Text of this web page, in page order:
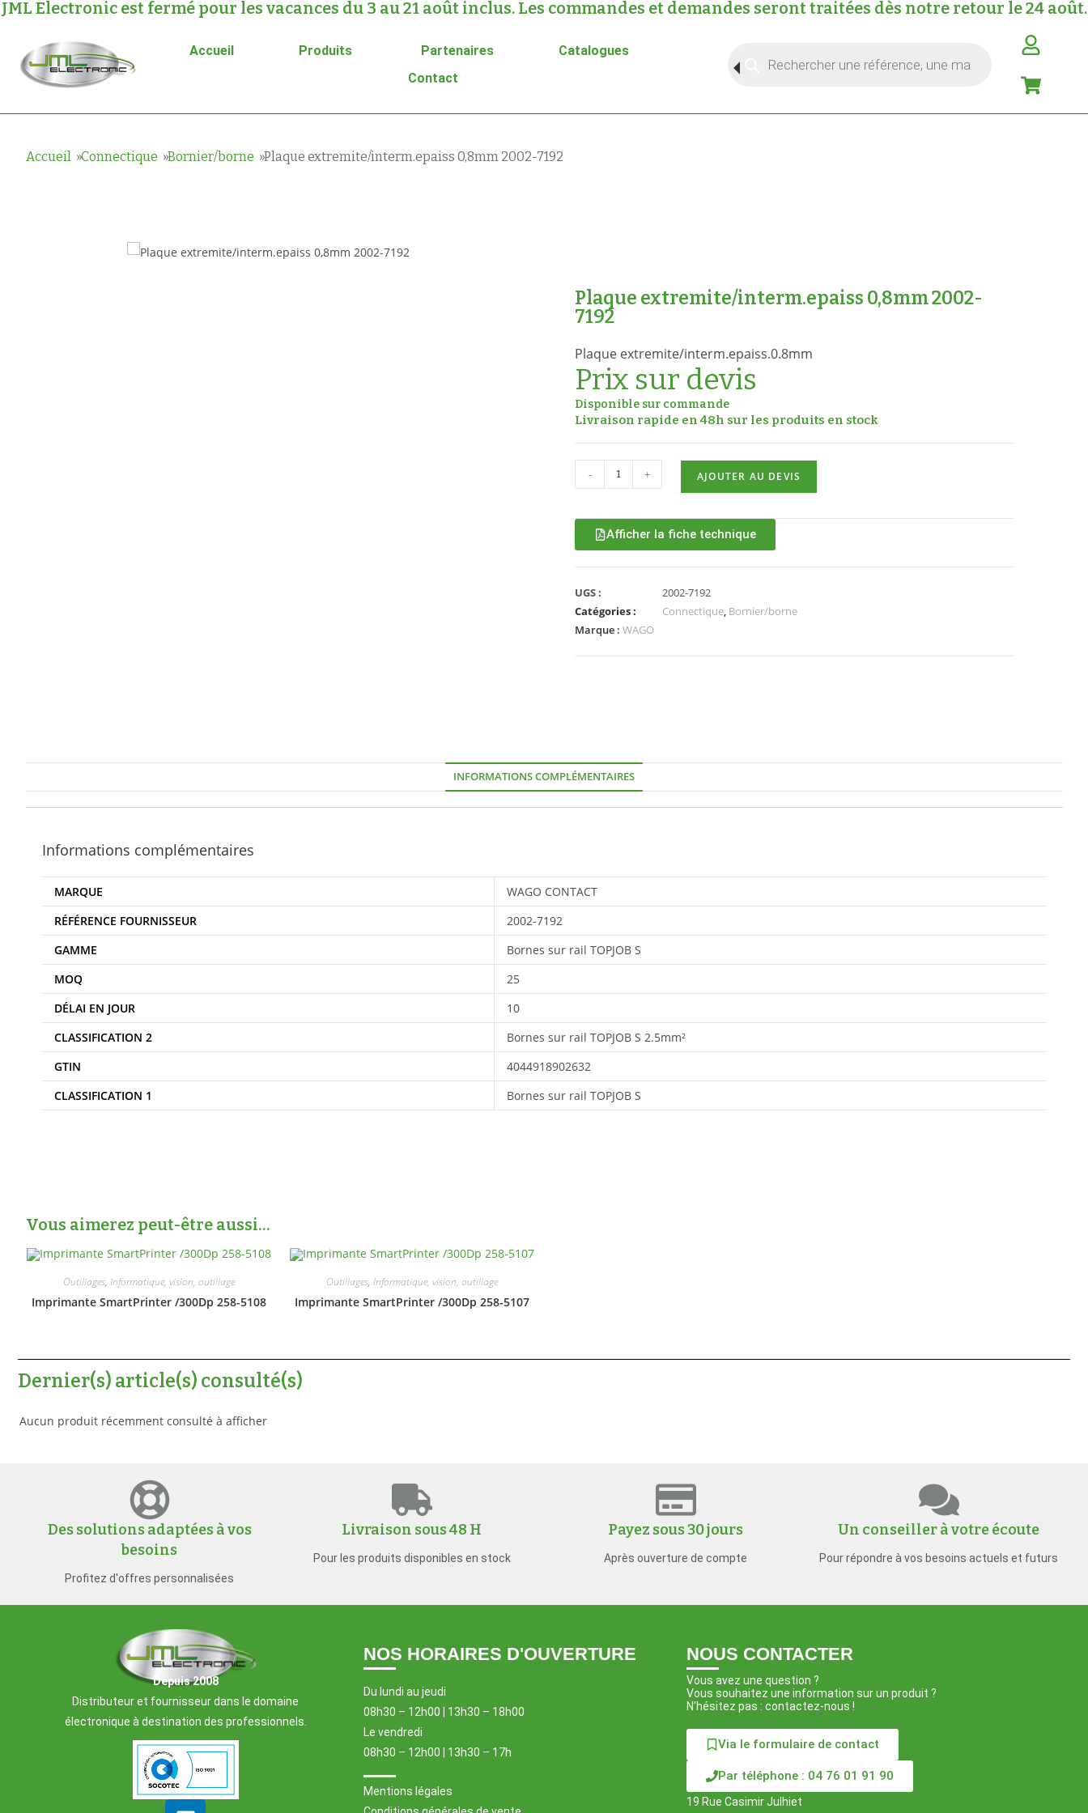
JML Electronic est fermé pour les vacances du 3 au 21 août inclus. Les commandes et demandes seront traitées dès notre retour le 24 août.
Accueil Produits Partenaires
Catalogues
Contact
Accueil Connectique Bornier/borne Plaque extremite/interm.epaiss 0,8mm 2002-7192
Plaque extremite/interm.epaiss 0,8mm 2002-
7192
Plaque extremite/interm.epaiss.0.8mm
Prix sur devis
Disponible sur commande
Livraison rapide en 48h sur les produits en stock
- + AJOUTER AU DEVIS
Afficher la fiche technique
UGS :
2002-7192
Catégories :
Connectique, Bornier/borne
Marque :WAGO
INFORMATIONS COMPLÉMENTAIRES
Informations complémentaires
MARQUE
WAGO CONTACT
RÉFÉRENCE FOURNISSEUR
2002-7192
GAMME
Bornes sur rail TOPJOB S
MOQ
25
DÉLAI EN JOUR
10
CLASSIFICATION 2
Bornes sur rail TOPJOB S 2.5mm²
GTIN
4044918902632
CLASSIFICATION 1
Bornes sur rail TOPJOB S
Vous aimerez peut-être aussi…
Outillages,Informatique, vision, outillage
Imprimante SmartPrinter /300Dp 258-5108
Outillages,Informatique, vision, outillage
Imprimante SmartPrinter /300Dp 258-5107
Dernier(s) article(s) consulté(s)
Aucun produit récemment consulté à afficher
Des solutions adaptées à vos
besoins
Profitez d'offres personnalisées
Livraison sous 48 H
Pour les produits disponibles en stock
Payez sous 30 jours
Après ouverture de compte
Un conseiller à votre écoute
Pour répondre à vos besoins actuels et futurs
Depuis 2008
Distributeur et fournisseur dans le domaine
électronique à destination des professionnels.
NOS HORAIRES D'OUVERTURE
Du lundi au jeudi
08h30 – 12h00 | 13h30 – 18h00
Le vendredi
08h30 – 12h00 | 13h30 – 17h
Mentions légales
NOUS CONTACTER
Vous avez une question ?
Vous souhaitez une information sur un produit ?
N’hésitez pas : contactez-nous !
Via le formulaire de contact
Par téléphone : 04 76 01 91 90
19 Rue Casimir Julhiet